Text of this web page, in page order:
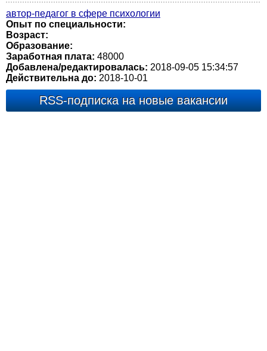
автор-педагог в сфере психологии
Опыт по специальности:
Возраст:
Образование:
Заработная плата: 48000
Добавлена/редактировалась: 2018-09-05 15:34:57
Действительна до: 2018-10-01
RSS-подписка на новые вакансии